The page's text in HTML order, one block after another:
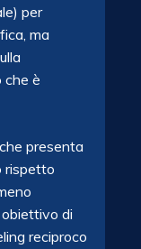
per
ma
che è
presenta
rispetto
di
reciproco